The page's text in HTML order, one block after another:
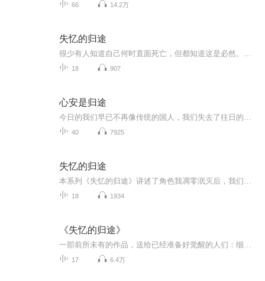
66 14.2万
失忆的归途
18 907
心安是归途
40 7925
失忆的归途
18 1934
《失忆的归途》
17 6.4万